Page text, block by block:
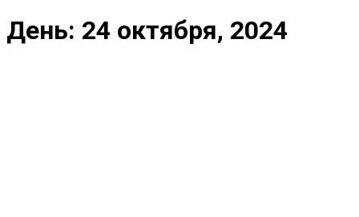
День: 24 октября, 2024